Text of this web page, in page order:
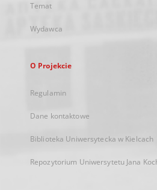
Temat
Wydawca
O Projekcie
Regulamin
Dane kontaktowe
Biblioteka Uniwersytecka w Kielcach
Repozytorium Uniwersytetu Jana